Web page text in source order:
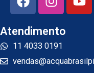
Atendimento
11 4033 0191
a
e
b
o
n
t
a
g
o
b